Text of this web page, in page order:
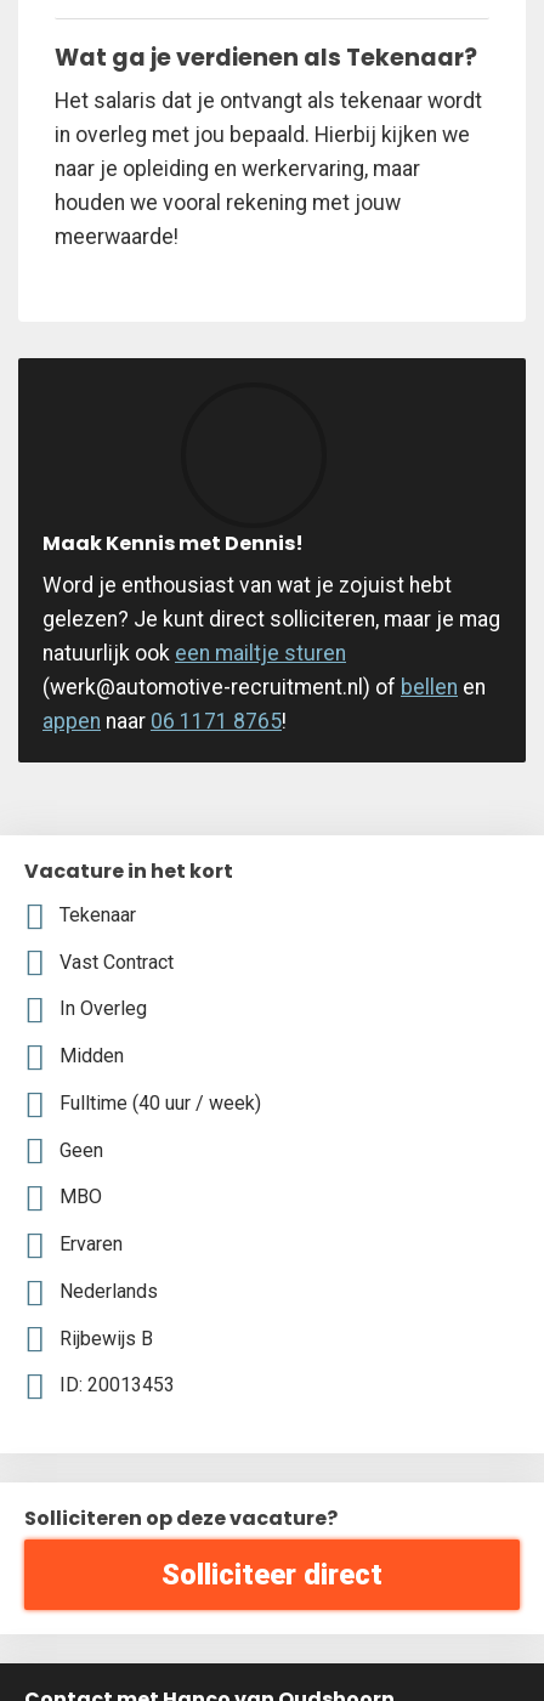
Wat ga je verdienen als Tekenaar?
Het salaris dat je ontvangt als tekenaar wordt
in overleg met jou bepaald. Hierbij kijken we
naar je opleiding en werkervaring, maar
houden we vooral rekening met jouw
meerwaarde!
Maak Kennis met Dennis!
Word je enthousiast van wat je zojuist hebt
gelezen? Je kunt direct solliciteren, maar je mag
natuurlijk ook een mailtje sturen
(werk@automotive-recruitment.nl) of bellen en
appen naar 06 1171 8765!
Vacature in het kort
Tekenaar
Vast Contract
In Overleg
Midden
Fulltime (40 uur / week)
Geen
MBO
Ervaren
Nederlands
Rijbewijs B
ID: 20013453
Solliciteren op deze vacature?
Solliciteer direct